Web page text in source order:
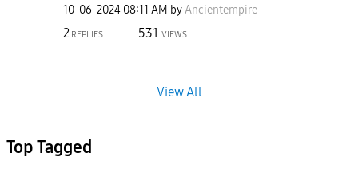
‎10-06-2024 08:11 AM byAncientempire
2 REPLIES 531 VIEWS
View All
Top Tagged